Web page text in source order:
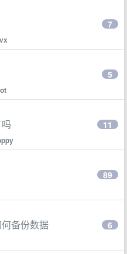
7
5
11
89
备份数据 6